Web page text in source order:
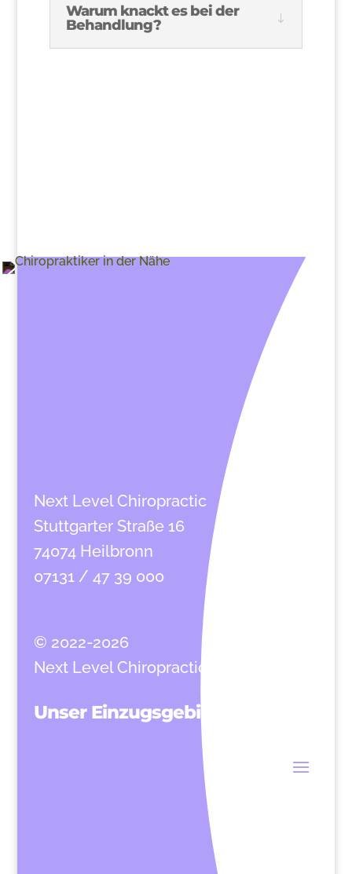
Warum knackt es bei der
Behandlung?
Next Level Chiropractic
Stuttgarter Straße 16
74074 Heilbronn
07131 / 47 39 000
© 2022-2026
Next Level Chiropractic
Unser Einzugsgebiet